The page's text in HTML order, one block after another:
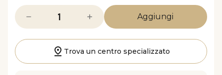
Diminuisci
quantità
di
violino
Aumenta
quantità
di
1.5
violino
Trova un centro specializzato